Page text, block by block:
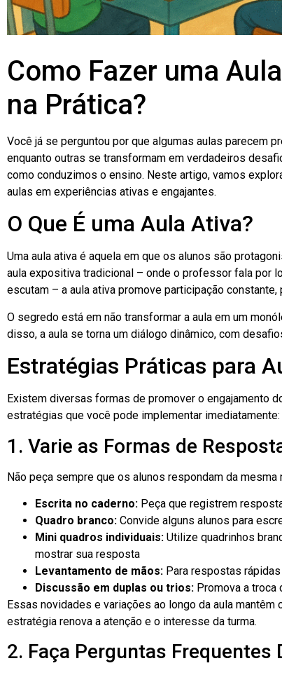
Como Fazer uma
na Prática?
Você já se perguntou por que algumas aulas parecem
enquanto outras se transformam em verdadeiros
como conduzimos o ensino. Neste artigo, vamos
aulas em experiências ativas e engajantes.
O Que É uma Aula Ativa?
Uma aula ativa é aquela em que os alunos são
aula expositiva tradicional – onde o professor fala por
escutam – a aula ativa promove participação
O segredo está em não transformar a aula em um
disso, a aula se torna um diálogo dinâmico, com
Estratégias Práticas para
Existem diversas formas de promover o engajamento
estratégias que você pode implementar imediatamente:
1. Varie as Formas de
Não peça sempre que os alunos respondam da
Escrita no caderno: Peça que registrem
Quadro branco: Convide alguns alunos para
Mini quadros individuais: Utilize quadrinhos
mostrar sua resposta
Levantamento de mãos: Para respostas
Discussão em duplas ou trios: Promova a
Essas novidades e variações ao longo da aula
estratégia renova a atenção e o interesse da turma.
2. Faça Perguntas Frequentes